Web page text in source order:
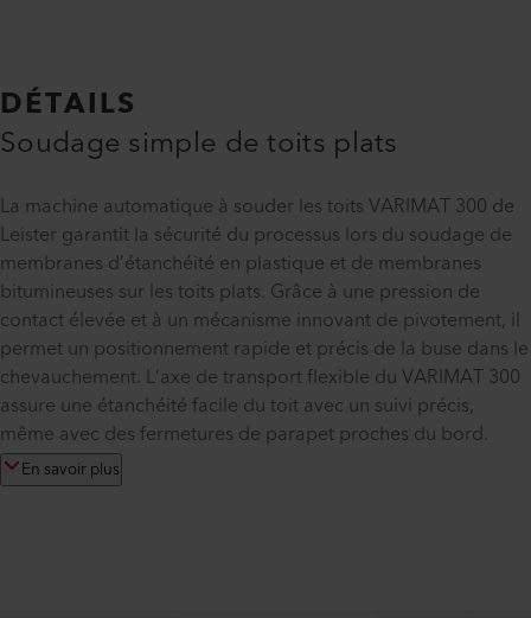
DÉTAILS
Soudage simple de toits plats
La machine automatique à souder les toits VARIMAT 300 de
Leister garantit la sécurité du processus lors du soudage de
membranes d’étanchéité en plastique et de membranes
bitumineuses sur les toits plats. Grâce à une pression de
contact élevée et à un mécanisme innovant de pivotement, il
permet un positionnement rapide et précis de la buse dans le
chevauchement. L’axe de transport flexible du VARIMAT 300
assure une étanchéité facile du toit avec un suivi précis,
même avec des fermetures de parapet proches du bord.
En savoir plus